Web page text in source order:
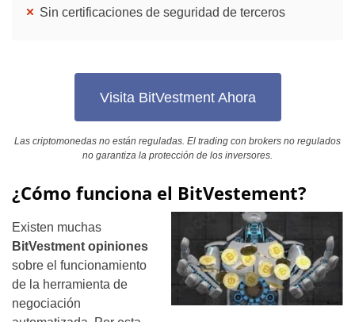
Sin certificaciones de seguridad de terceros
Visita BitVestment Ahora
Las criptomonedas no están reguladas. El trading con brokers no regulados
no garantiza la protección de los inversores.
¿Cómo funciona el BitVestement?
Existen muchas
BitVestment opiniones
sobre el funcionamiento
de la herramienta de
negociación